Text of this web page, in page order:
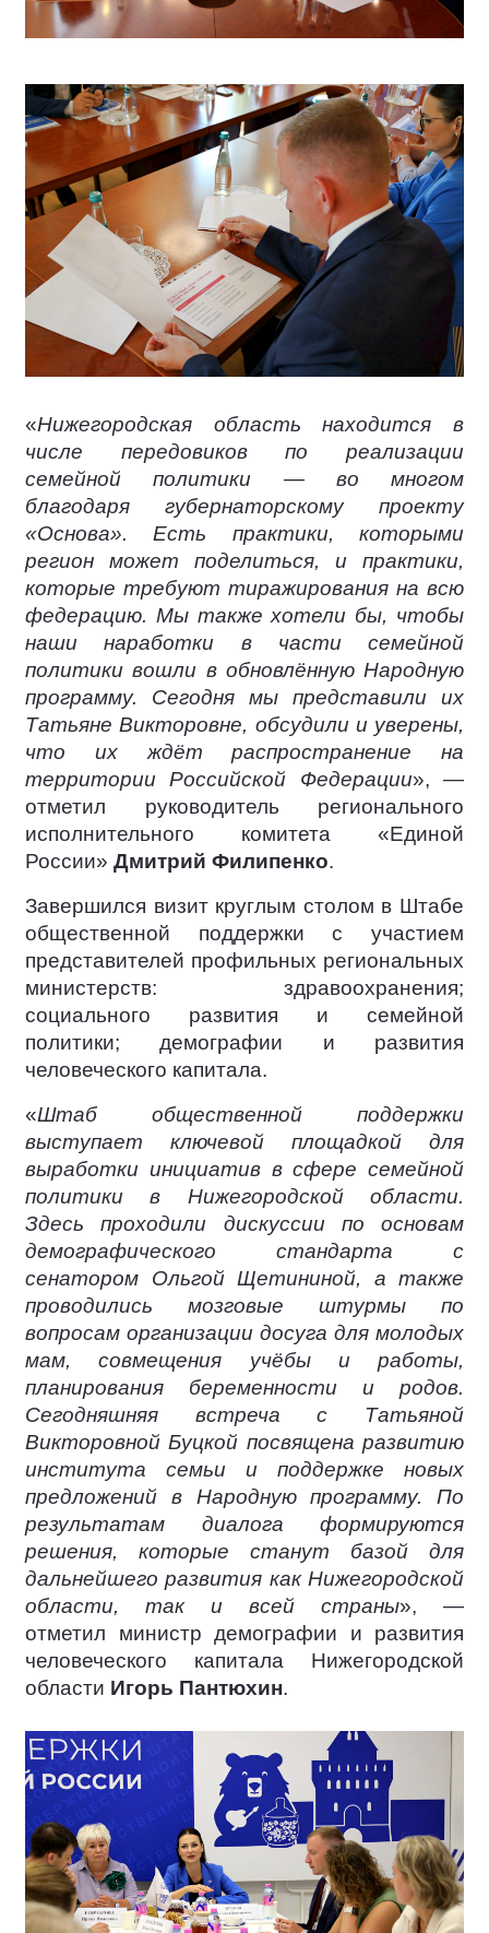
«Нижегородская область находится в
числе передовиков по реализации
семейной политики — во многом
благодаря губернаторскому проекту
«Основа». Есть практики, которыми
регион может поделиться, и практики,
которые требуют тиражирования на всю
федерацию. Мы также хотели бы, чтобы
наши наработки в части семейной
политики вошли в обновлённую Народную
программу. Сегодня мы представили их
Татьяне Викторовне, обсудили и уверены,
что их ждёт распространение на
территории Российской Федерации», —
отметил руководитель регионального
исполнительного комитета «Единой
России» Дмитрий Филипенко.
Завершился визит круглым столом в Штабе
общественной поддержки с участием
представителей профильных региональных
министерств: здравоохранения;
социального развития и семейной
политики; демографии и развития
человеческого капитала.
«Штаб общественной поддержки
выступает ключевой площадкой для
выработки инициатив в сфере семейной
политики в Нижегородской области.
Здесь проходили дискуссии по основам
демографического стандарта с
сенатором Ольгой Щетининой, а также
проводились мозговые штурмы по
вопросам организации досуга для молодых
мам, совмещения учёбы и работы,
планирования беременности и родов.
Сегодняшняя встреча с Татьяной
Викторовной Буцкой посвящена развитию
института семьи и поддержке новых
предложений в Народную программу. По
результатам диалога формируются
решения, которые станут базой для
дальнейшего развития как Нижегородской
области, так и всей страны», —
отметил министр демографии и развития
человеческого капитала Нижегородской
области Игорь Пантюхин.